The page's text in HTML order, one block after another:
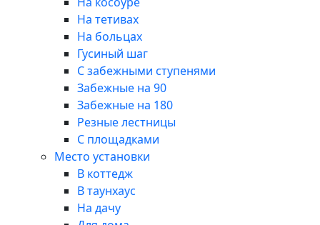
На тетивах
На больцах
Гусиный шаг
С забежными ступенями
Забежные на 90
Забежные на 180
Резные лестницы
С площадками
Место установки
В коттедж
В таунхаус
На дачу